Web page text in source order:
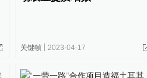
关键帧 2023-04-17